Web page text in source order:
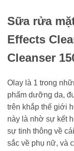
Sữa rửa
Effects
Cleanser
Olay là 1 trong
phẩm dưỡng da,
trên khắp thế giới
này là nhờ sự kết
sự tinh thông về
sắc về phụ nữ, và